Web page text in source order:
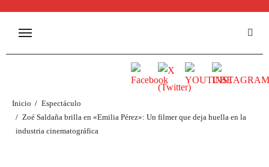
Inicio
Espectáculo
Zoé Saldaña brilla en «Emilia Pérez»: Un filmer que deja huella en la
industria cinematográfica